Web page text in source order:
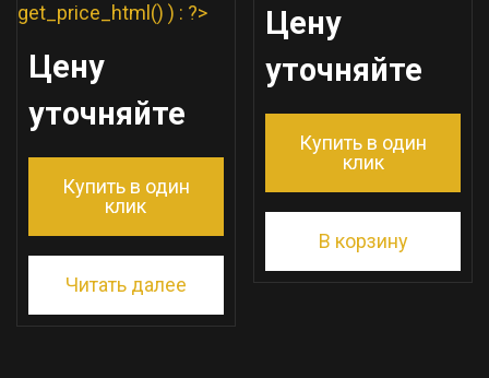
get_price_html() ) : ?>
Цену
уточняйте
Купить в один
клик
Читать далее
Цену
уточняйте
Купить в один
клик
В корзину